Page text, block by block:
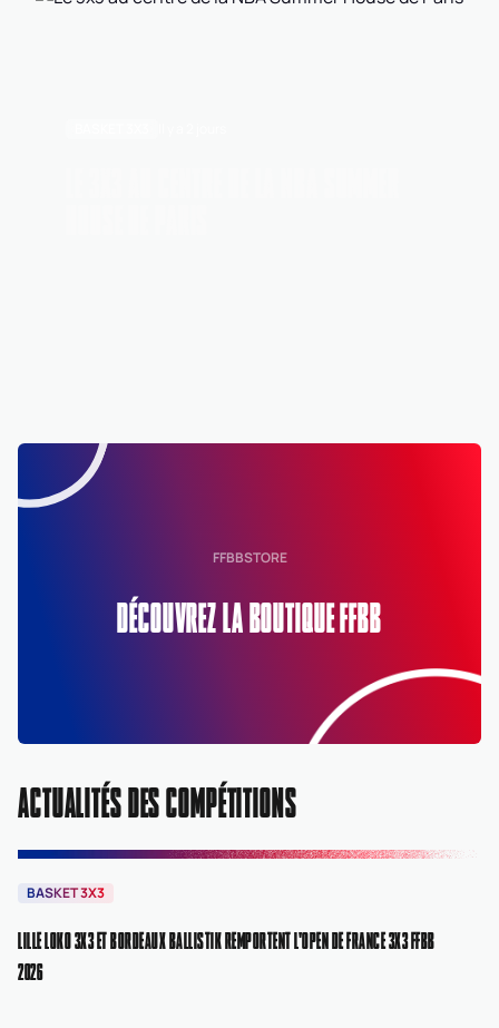
FFBBSTORE
DÉCOUVREZ LA BOUTIQUE FFBB
ACTUALITÉS DES COMPÉTITIONS
BASKET 3X3
LILLE LOKO 3X3 ET BORDEAUX BALLISTIK REMPORTENT L'OPEN DE FRANCE 3X3 FFBB
2026